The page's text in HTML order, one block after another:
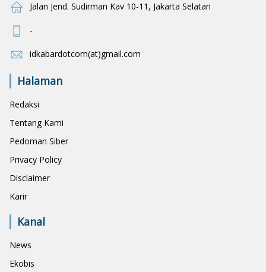
Jalan Jend. Sudirman Kav 10-11, Jakarta Selatan
-
idkabardotcom(at)gmail.com
Halaman
Redaksi
Tentang Kami
Pedoman Siber
Privacy Policy
Disclaimer
Karir
Kanal
News
Ekobis